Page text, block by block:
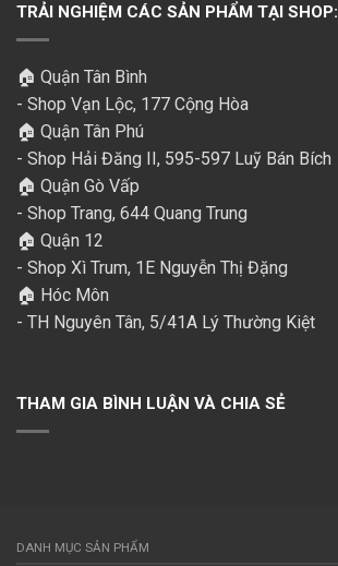
TRẢI NGHIỆM CÁC SẢN PHẨM TẠI SHOP:
🏠 Quận Tân Bình
- Shop Vạn Lộc, 177 Cộng Hòa
🏠 Quận Tân Phú
- Shop Hải Đăng II, 595-597 Luỹ Bán Bích
🏠 Quận Gò Vấp
- Shop Trang, 644 Quang Trung
🏠 Quận 12
- Shop Xì Trum, 1E Nguyễn Thị Đặng
🏠 Hóc Môn
- TH Nguyên Tân, 5/41A Lý Thường Kiệt
THAM GIA BÌNH LUẬN VÀ CHIA SẺ
DANH MỤC SẢN PHẨM